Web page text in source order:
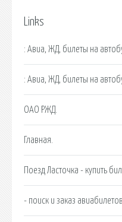
Links
: Авиа, ЖД, билеты на
: Авиа, ЖД, билеты на
ОАО РЖД.
Главная.
Поезд Ласточка - купить
- поиск и заказ авиабилетов.